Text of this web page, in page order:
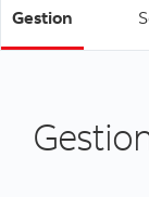
Gestion